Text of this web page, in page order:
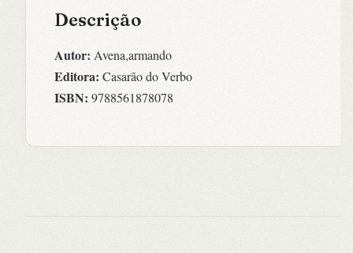
Descrição
Autor: Avena,armando
Editora: Casarão do Verbo
ISBN: 9788561878078